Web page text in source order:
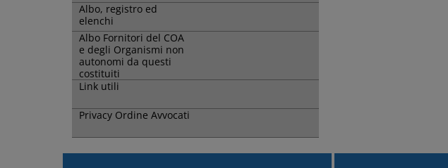
Albo, registro ed
elenchi
Albo Fornitori del COA
e degli Organismi non
autonomi da questi
costituiti
Link utili
Privacy Ordine Avvocati